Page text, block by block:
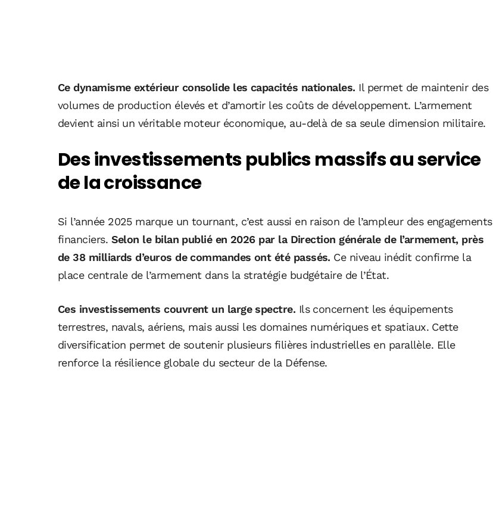
Ce dynamisme extérieur consolide les capacités nationales. Il permet de maintenir des
volumes de production élevés et d’amortir les coûts de développement. L’armement
devient ainsi un véritable moteur économique, au-delà de sa seule dimension militaire.
Des investissements publics massifs au service
de la croissance
Si l’année 2025 marque un tournant, c’est aussi en raison de l’ampleur des engagements
financiers. Selon le bilan publié en 2026 par la Direction générale de l’armement, près
de 38 milliards d’euros de commandes ont été passés. Ce niveau inédit confirme la
place centrale de l’armement dans la stratégie budgétaire de l’État.
Ces investissements couvrent un large spectre. Ils concernent les équipements
terrestres, navals, aériens, mais aussi les domaines numériques et spatiaux. Cette
diversification permet de soutenir plusieurs filières industrielles en parallèle. Elle
renforce la résilience globale du secteur de la Défense.